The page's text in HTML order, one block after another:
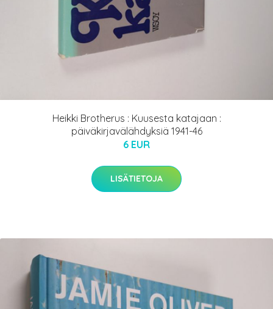
Heikki Brotherus : Kuusesta katajaan :
päiväkirjavälähdyksiä 1941-46
6 EUR
LISÄTIETOJA